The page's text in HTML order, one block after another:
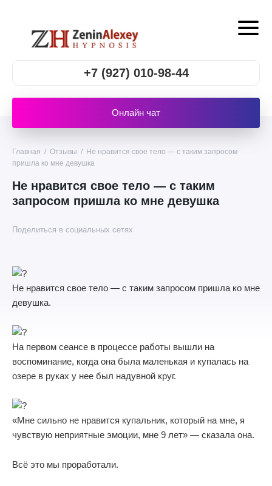
+7 (927) 010-98-44
Онлайн чат
Главная / Отзывы / Не нравится свое тело — с таким запросом
пришла ко мне девушка
Не нравится свое тело — с таким
запросом пришла ко мне девушка
Поделиться в социальных сетях
Не нравится свое тело — с таким запросом пришла ко мне
девушка.
На первом сеансе в процессе работы вышли на
воспоминание, когда она была маленькая и купалась на
озере в руках у нее был надувной круг.
«Мне сильно не нравится купальник, который на мне, я
чувствую неприятные эмоции, мне 9 лет» — сказала она.
Всё это мы проработали.